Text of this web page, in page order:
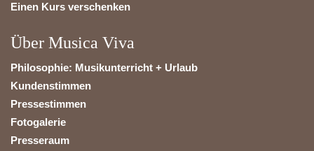
Einen Kurs verschenken
Über Musica Viva
Philosophie: Musikunterricht + Urlaub
Kundenstimmen
Pressestimmen
Fotogalerie
Presseraum